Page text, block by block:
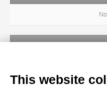
This website